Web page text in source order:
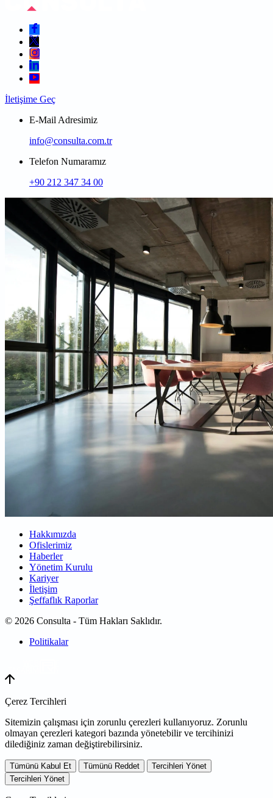
İletişime Geç
E-Mail Adresimiz
info@consulta.com.tr
Telefon Numaramız
+90 212 347 34 00
Hakkımızda
Ofislerimiz
Haberler
Yönetim Kurulu
Kariyer
İletişim
Şeffaflık Raporlar
© 2026 Consulta - Tüm Hakları Saklıdır.
Politikalar
Çerez Tercihleri
Sitemizin çalışması için zorunlu çerezleri kullanıyoruz. Zorunlu
olmayan çerezleri kategori bazında yönetebilir ve tercihinizi
dilediğiniz zaman değiştirebilirsiniz.
Tümünü Kabul Et Tümünü Reddet
Tercihleri Yönet
Tercihleri Yönet